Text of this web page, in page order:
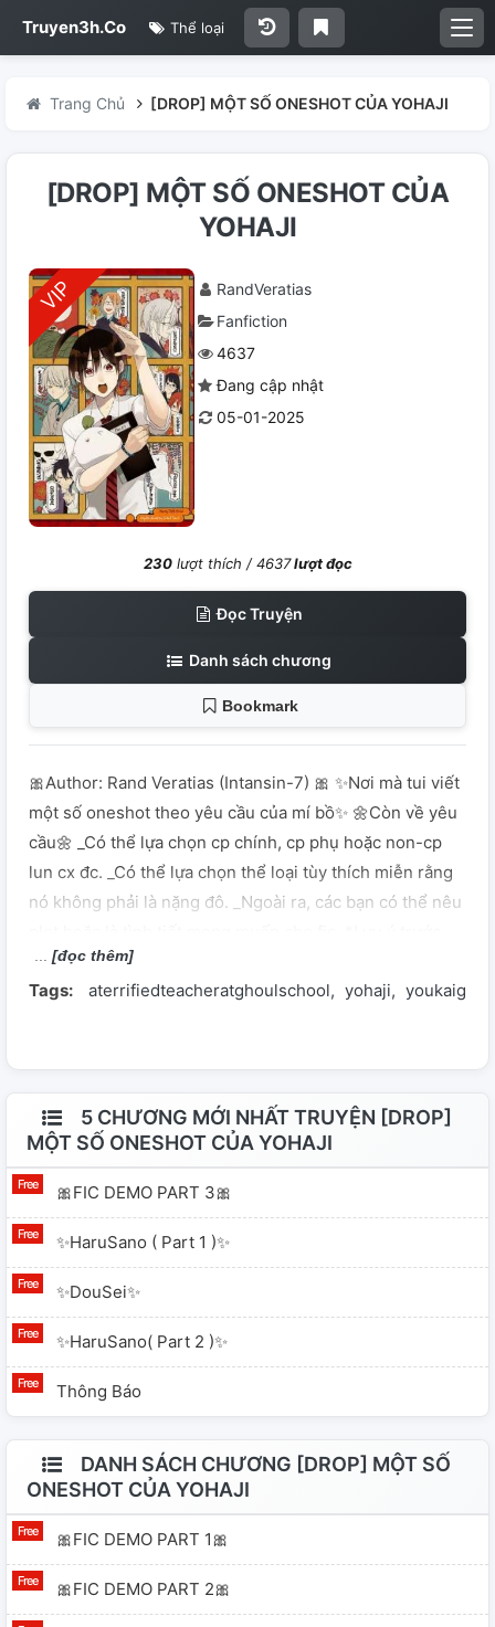
Truyen3h.Co Thể loại
Trang Chủ [DROP] MỘT SỐ ONESHOT CỦA YOHAJI
[DROP] MỘT SỐ ONESHOT CỦA
YOHAJI
RandVeratias
Fanfiction
4637
Đang cập nhật
05-01-2025
230lượt thích /4637lượt đọc
Đọc Truyện
Danh sách chương
Bookmark
🎀Author: Rand Veratias (Intansin-7) 🎀 ✨Nơi mà tui viết
một số oneshot theo yêu cầu của mí bồ✨ 🌼Còn về yêu
cầu🌼 _Có thể lựa chọn cp chính, cp phụ hoặc non-cp
lun cx đc. _Có thể lựa chọn thể loại tùy thích miễn rằng
nó không phải là nặng đô. _Ngoài ra, các bạn có thể nêu
cho mấy bồ lun là tui cực kì lười nên khả năng truyện bị
drop hoặc delay khá là cao. Và quan trọng nhất là trình
[đọc thêm]
Tags: aterrifiedteacheratghoulschool yohaji
5 CHƯƠNG MỚI NHẤT TRUYỆN [DROP]
MỘT SỐ ONESHOT CỦA YOHAJI
🎀FIC DEMO PART 3🎀
✨HaruSano ( Part 1 )✨
✨DouSei✨
✨HaruSano( Part 2 )✨
Thông Báo
DANH SÁCH CHƯƠNG [DROP] MỘT SỐ
ONESHOT CỦA YOHAJI
🎀FIC DEMO PART 1🎀
🎀FIC DEMO PART 2🎀